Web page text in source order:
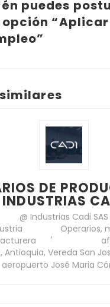
puedes
DE
INDUSTRIAS
@ Industrias Cadi SAS
,
Operarios,
Antioquia, Vereda San
aeropuerto José Maria